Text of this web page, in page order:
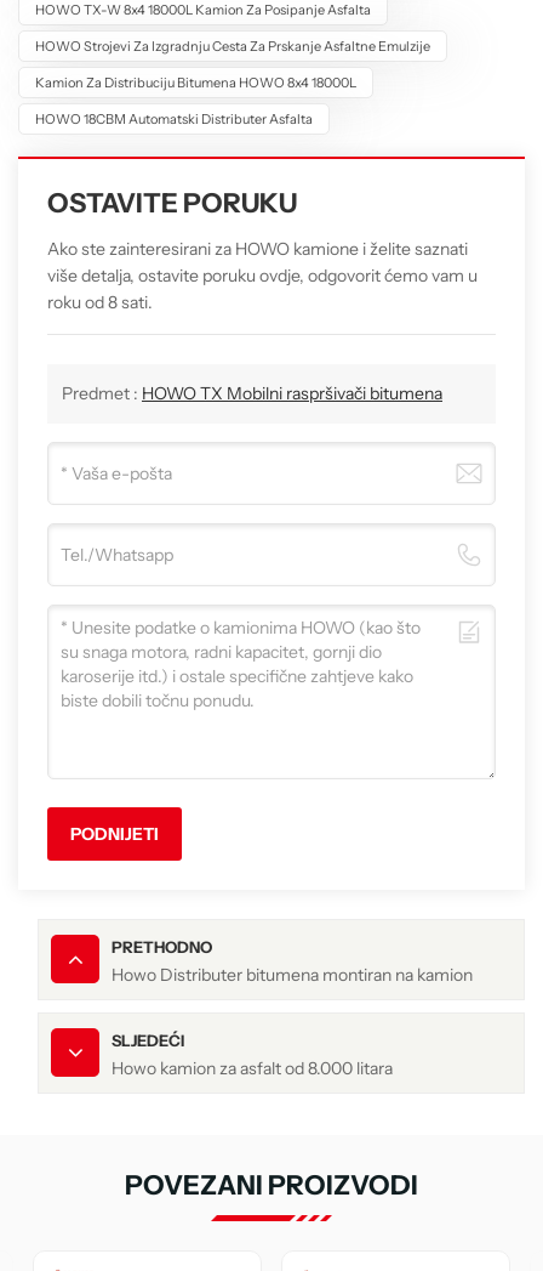
HOWO TX-W 8x4 18000L Kamion Za Posipanje Asfalta
HOWO Strojevi Za Izgradnju Cesta Za Prskanje Asfaltne Emulzije
Kamion Za Distribuciju Bitumena HOWO 8x4 18000L
HOWO 18CBM Automatski Distributer Asfalta
OSTAVITE PORUKU
Ako ste zainteresirani za HOWO kamione i želite saznati
više detalja, ostavite poruku ovdje, odgovorit ćemo vam u
roku od 8 sati.
Predmet : HOWO TX Mobilni raspršivači bitumena
PODNIJETI
PRETHODNO
Howo Distributer bitumena montiran na kamion
SLJEDEĆI
Howo kamion za asfalt od 8.000 litara
POVEZANI PROIZVODI